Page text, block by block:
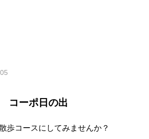
コーポ日の出
歩コースにしてみませんか？